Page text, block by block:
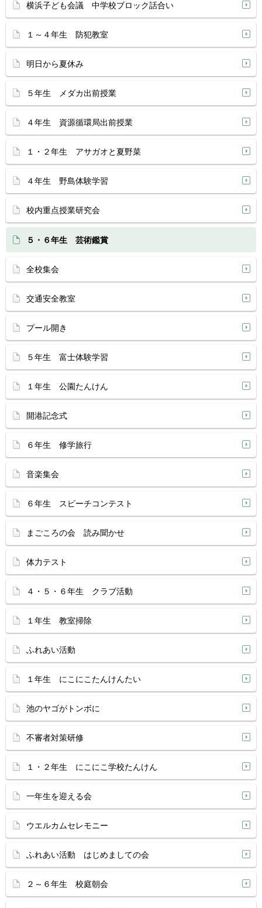
横浜子ども会議 中学校ブロック話合い
１～４年生 防犯教室
明日から夏休み
５年生 メダカ出前授業
４年生 資源循環局出前授業
１・２年生 アサガオと夏野菜
４年生 野島体験学習
校内重点授業研究会
５・６年生 芸術鑑賞
全校集会
交通安全教室
プール開き
５年生 富士体験学習
１年生 公園たんけん
開港記念式
６年生 修学旅行
音楽集会
６年生 スピーチコンテスト
まごころの会 読み聞かせ
体力テスト
４・５・６年生 クラブ活動
１年生 教室掃除
ふれあい活動
１年生 にこにこたんけんたい
池のヤゴがトンボに
不審者対策研修
１・２年生 にこにこ学校たんけん
一年生を迎える会
ウエルカムセレモニー
ふれあい活動 はじめましての会
２～６年生 校庭朝会